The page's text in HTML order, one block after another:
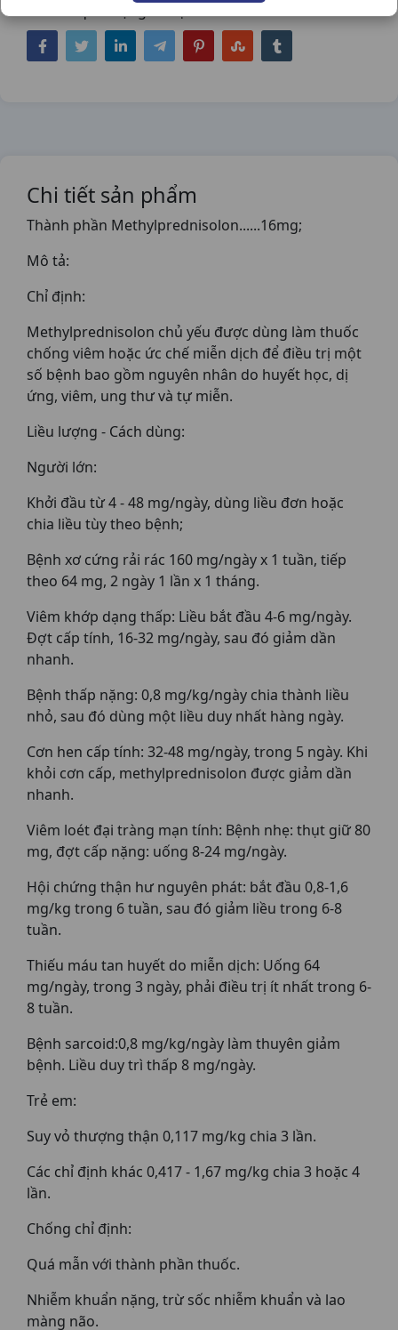
Chi tiết sản phẩm
Thành phần Methylprednisolon......16mg;
Mô tả:
Chỉ định:
Methylprednisolon chủ yếu được dùng làm thuốc
chống viêm hoặc ức chế miễn dịch để điều trị một
số bệnh bao gồm nguyên nhân do huyết học, dị
ứng, viêm, ung thư và tự miễn.
Liều lượng - Cách dùng:
Người lớn:
Khởi đầu từ 4 - 48 mg/ngày, dùng liều đơn hoặc
chia liều tùy theo bệnh;
Bệnh xơ cứng rải rác 160 mg/ngày x 1 tuần, tiếp
theo 64 mg, 2 ngày 1 lần x 1 tháng.
Viêm khớp dạng thấp: Liều bắt đầu 4-6 mg/ngày.
Đợt cấp tính, 16-32 mg/ngày, sau đó giảm dần
nhanh.
Bệnh thấp nặng: 0,8 mg/kg/ngày chia thành liều
nhỏ, sau đó dùng một liều duy nhất hàng ngày.
Cơn hen cấp tính: 32-48 mg/ngày, trong 5 ngày. Khi
khỏi cơn cấp, methylprednisolon được giảm dần
nhanh.
Viêm loét đại tràng mạn tính: Bệnh nhẹ: thụt giữ 80
mg, đợt cấp nặng: uống 8-24 mg/ngày.
Hội chứng thận hư nguyên phát: bắt đầu 0,8-1,6
mg/kg trong 6 tuần, sau đó giảm liều trong 6-8
tuần.
Thiếu máu tan huyết do miễn dịch: Uống 64
mg/ngày, trong 3 ngày, phải điều trị ít nhất trong 6-
8 tuần.
Bệnh sarcoid:0,8 mg/kg/ngày làm thuyên giảm
bệnh. Liều duy trì thấp 8 mg/ngày.
Trẻ em:
Suy vỏ thượng thận 0,117 mg/kg chia 3 lần.
Các chỉ định khác 0,417 - 1,67 mg/kg chia 3 hoặc 4
lần.
Chống chỉ định:
Quá mẫn với thành phần thuốc.
Nhiễm khuẩn nặng, trừ sốc nhiễm khuẩn và lao
màng não.